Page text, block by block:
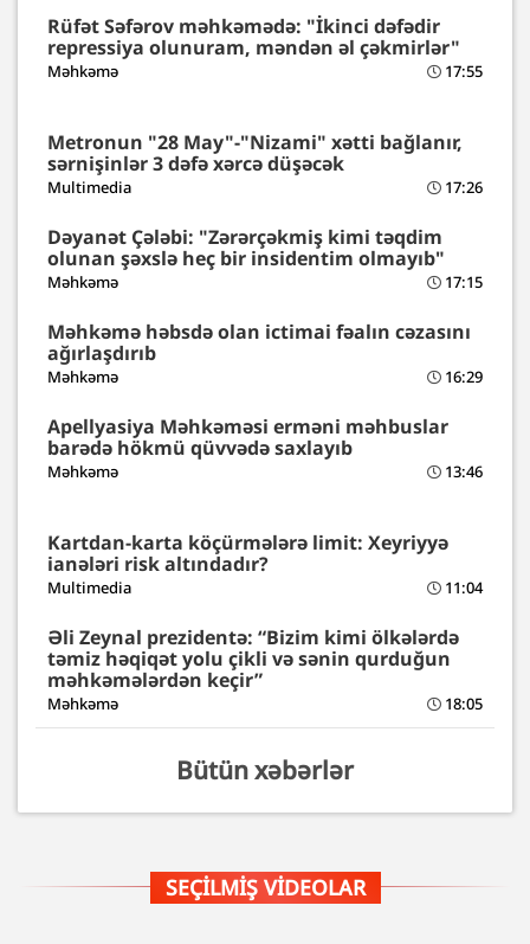
Rüfət Səfərov məhkəmədə: "İkinci dəfədir
repressiya olunuram, məndən əl çəkmirlər"
Məhkəmə 17:55
Metronun "28 May"-"Nizami" xətti bağlanır,
sərnişinlər 3 dəfə xərcə düşəcək
Multimedia 17:26
Dəyanət Çələbi: "Zərərçəkmiş kimi təqdim
olunan şəxslə heç bir insidentim olmayıb"
Məhkəmə 17:15
Məhkəmə həbsdə olan ictimai fəalın cəzasını
ağırlaşdırıb
Məhkəmə 16:29
Apellyasiya Məhkəməsi erməni məhbuslar
barədə hökmü qüvvədə saxlayıb
Məhkəmə 13:46
Kartdan-karta köçürmələrə limit: Xeyriyyə
ianələri risk altındadır?
Multimedia 11:04
Əli Zeynal prezidentə: “Bizim kimi ölkələrdə
təmiz həqiqət yolu çikli və sənin qurduğun
məhkəmələrdən keçir”
Məhkəmə 18:05
Bütün xəbərlər
SEÇILMIŞ VIDEOLAR